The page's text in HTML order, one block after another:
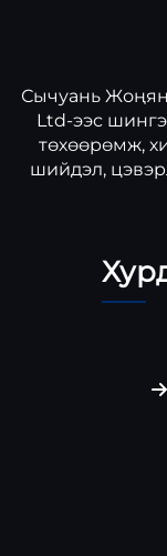
Сычуань
Ltd-ээс
төхөөрөмж,
шийдэл,